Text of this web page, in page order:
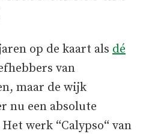
op de kaart als dé
van
maar de wijk
nu een absolute
werk “Calypso“ van